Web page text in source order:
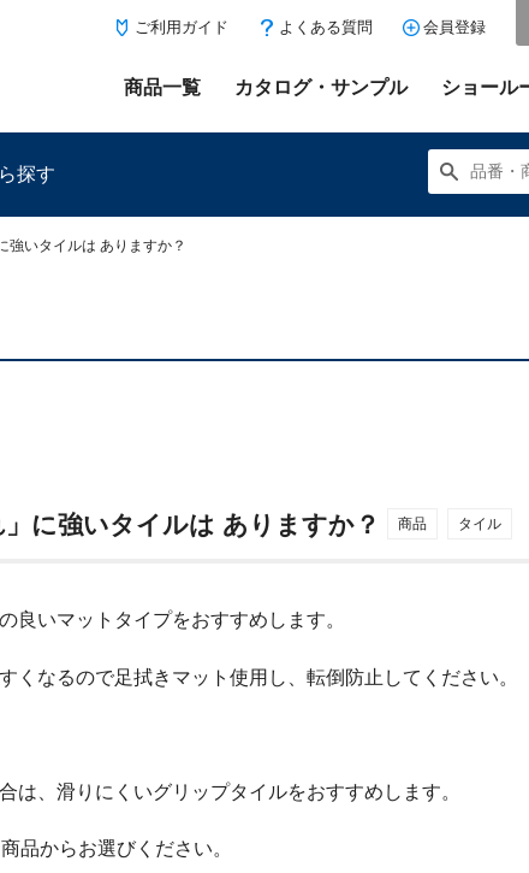
ご利用ガイド よくある質問 会員登録
商品一覧 カタログ・サンプル ショール
探す
強いタイルは ありますか？
に強いタイルは ありますか？ 商品 タイル
良いマットタイプをおすすめします。
くなるので足拭きマット使用し、転倒防止してください。
は、滑りにくいグリップタイルをおすすめします。
品からお選びください。